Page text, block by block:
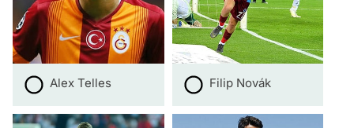
Alex Telles Filip Novák